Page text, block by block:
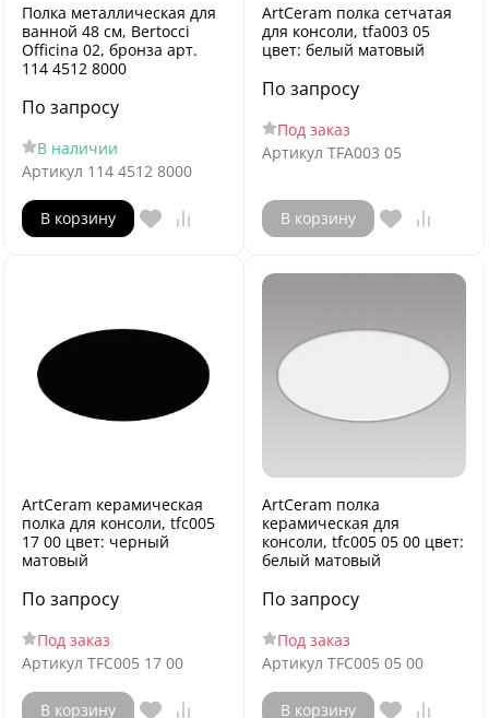
Полка металлическая для
ванной 48 см, Bertocci
Officina 02, бронза арт.
114 4512 8000
По запросу
В наличии
Артикул 114 4512 8000
В корзину
ArtCeram полка сетчатая
для консоли, tfa003 05
цвет: белый матовый
По запросу
Под заказ
Артикул TFA003 05
В корзину
ArtCeram керамическая
полка для консоли, tfc005
17 00 цвет: черный
матовый
По запросу
Под заказ
Артикул TFC005 17 00
В корзину
ArtCeram полка
керамическая для
консоли, tfc005 05 00 цвет:
белый матовый
По запросу
Под заказ
Артикул TFC005 05 00
В корзину